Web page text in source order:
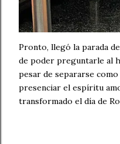
Pronto, llegó la parada
de poder preguntarle al
pesar de separarse
presenciar el espíritu
transformado el día de